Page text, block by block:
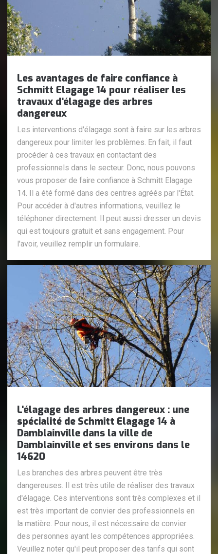
Les avantages de faire confiance à
Schmitt Elagage 14 pour réaliser les
travaux d'élagage des arbres
dangereux
Les interventions d'élagage sont à faire sur les arbres
dangereux pour limiter les problèmes. En fait, il faut
procéder à ces travaux en contactant des
professionnels dans le secteur. Donc, nous pouvons
vous proposer de faire confiance à Schmitt Elagage
14. Il a été formé dans des centres agréés par l'État.
Pour accéder à d'autres informations, veuillez le
téléphoner directement. Il peut aussi dresser un devis
qui est toujours gratuit et sans engagement. Pour
l'avoir, veuillez remplir un formulaire.
L'élagage des arbres dangereux : une
spécialité de Schmitt Elagage 14 à
Damblainville dans la ville de
Damblainville et ses environs dans le
14620
Les branches des arbres peuvent être très
dangereuses. Il est très utile de réaliser des travaux
d'élagage. Ces interventions sont très complexes et il
est très important de convier des professionnels en
la matière. Pour nous, il est nécessaire de convier
des personnes ayant les compétences appropriées.
Veuillez noter qu'il peut proposer des tarifs qui sont